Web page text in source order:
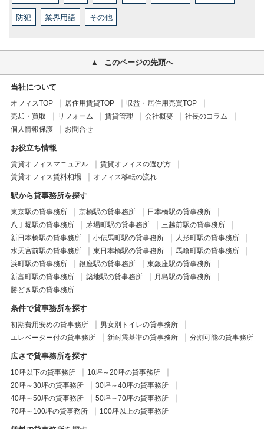
防犯 業界用語 その他
このページの先頭へ
当社について
オフィスTOP 居住用賃貸TOP
収益・居住用売買TOP
売却・買取
リフォーム 賃貸管理 会社概要
社長のコラム
個人情報保護
お問合せ
お役立ち情報
賃貸オフィスマニュアル
賃貸オフィスの選び方
賃貸オフィス賃料相場
オフィス移転の流れ
駅から貸事務所を探す
東京駅の貸事務所 京橋駅の貸事務所
日本橋駅の貸事務所
八丁堀駅の貸事務所
茅場町駅の貸事務所
三越前駅の貸事務所
新日本橋駅の貸事務所
小伝馬町駅の貸事務所
人形町駅の貸事務所
水天宮前駅の貸事務所
東日本橋駅の貸事務所
馬喰町駅の貸事務所
浜町駅の貸事務所
銀座駅の貸事務所
東銀座駅の貸事務所
新富町駅の貸事務所
築地駅の貸事務所
月島駅の貸事務所
勝どき駅の貸事務所
条件で貸事務所を探す
初期費用安めの貸事務所
男女別トイレの貸事務所
エレベーター付の貸事務所
新耐震基準の貸事務所 分割可能の貸事務所
広さで貸事務所を探す
10坪以下の貸事務所
10坪～20坪の貸事務所
20坪～30坪の貸事務所
30坪～40坪の貸事務所
40坪～50坪の貸事務所
50坪～70坪の貸事務所
70坪～100坪の貸事務所
100坪以上の貸事務所